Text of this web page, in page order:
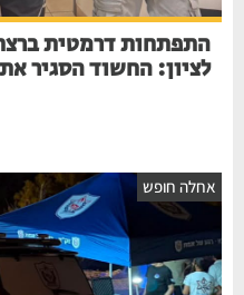
התפתחות דרמטית ברצח
לציון: החשוד הסגיר את
חופש